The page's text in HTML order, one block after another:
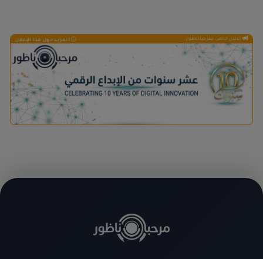
إعلان خاص بمرحباناظور المزيد حول هذا الإعلان